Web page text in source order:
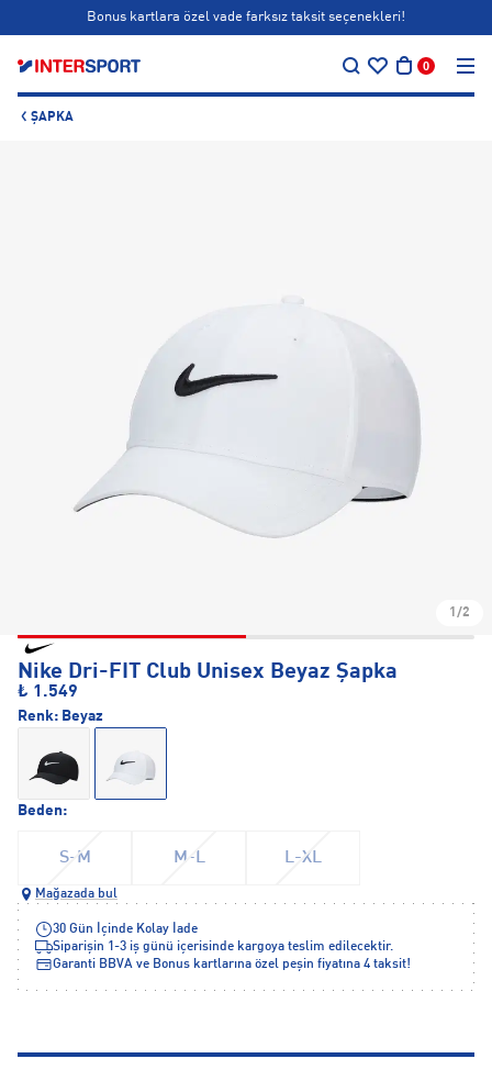
Bonus kartlara özel vade farksız taksit seçenekleri!
0
ŞAPKA
1/2
Nike Dri-FIT Club Unisex Beyaz Şapka
₺ 1.549
Beden:
S-M M-L L-XL
Renk: Beyaz
Mağazada bul
30 Gün İçinde Kolay İade
Siparişin 1-3 iş günü içerisinde kargoya teslim edilecektir.
Garanti BBVA ve Bonus kartlarına özel peşin fiyatına 4 taksit!